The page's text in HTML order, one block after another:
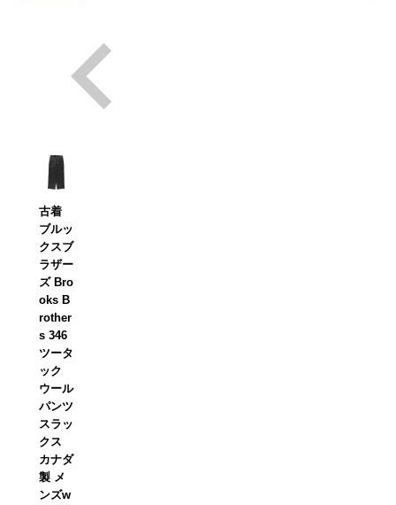
古着
ブルッ
クスブ
ラザー
ズ Bro
oks B
rother
s 346
ツータ
ック
ウール
パンツ
スラッ
クス
カナダ
製 メ
ンズw